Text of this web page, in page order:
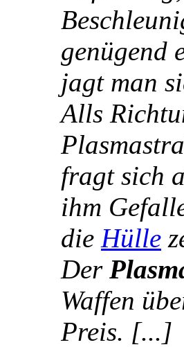
genügend
jagt man
Alls
fragt sich
ihm
die Hülle
Der
Waffen
Preis. [...]